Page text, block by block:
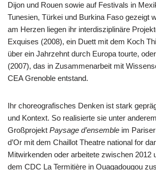
Dijon und Rouen sowie auf Festivals in
Tunesien, Türkei und Burkina Faso gezeigt
am Herzen liegen ihr interdisziplinäre
Exquises (2008), ein Duett mit dem Koch
über ein Jahrzehnt durch Europa tourte,
(2007), das in Zusammenarbeit mit
CEA Grenoble entstand.
Ihr choreografisches Denken ist stark
und Kontext. So realisierte sie unter
Großprojekt Paysage d’ensemble im
d’Or mit dem Chaillot Theatre national for
Mitwirkenden oder arbeitete zwischen 2012
dem CDC La Termitière in Ouagadougou